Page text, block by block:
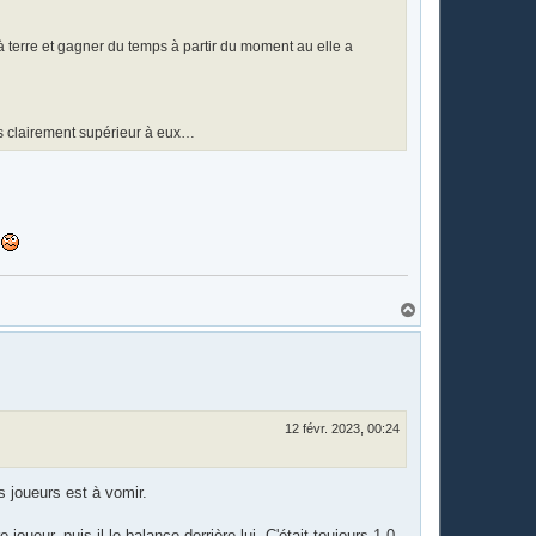
et gagner du temps à partir du moment au elle a
clairement supérieur à eux…
a
12 févr. 2023, 00:24
joueurs est à vomir.